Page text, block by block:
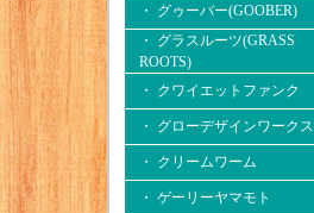
・ グゥーバー(GOOBER)
・ グラスルーツ(GRASS
ROOTS)
・ クワイエットファンク
・ グローデザインワークス
・ クリームワーム
・ ゲーリーヤマモト